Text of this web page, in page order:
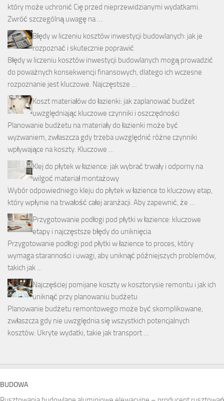
który może uchronić Cię przed nieprzewidzianymi wydatkami.
Zwróć szczególną uwagę na …
Błędy w liczeniu kosztów inwestycji budowlanych: jak je
rozpoznać i skutecznie poprawić
Błędy w liczeniu kosztów inwestycji budowlanych mogą prowadzić
do poważnych konsekwencji finansowych, dlatego ich wczesne
rozpoznanie jest kluczowe. Najczęstsze …
Koszt materiałów do łazienki: jak zaplanować budżet
uwzględniając kluczowe czynniki i oszczędności
Planowanie budżetu na materiały do łazienki może być
wyzwaniem, zwłaszcza gdy trzeba uwzględnić różne czynniki
wpływające na koszty. Kluczowe …
Klej do płytek w łazience: jak wybrać trwały i odporny na
wilgoć materiał montażowy
Wybór odpowiedniego kleju do płytek w łazience to kluczowy etap,
który wpłynie na trwałość całej aranżacji. Aby zapewnić, że …
Przygotowanie podłogi pod płytki w łazience: kluczowe
etapy i najczęstsze błędy do uniknięcia
Przygotowanie podłogi pod płytki w łazience to proces, który
wymaga staranności i uwagi, aby uniknąć późniejszych problemów,
takich jak …
Najczęściej pomijane koszty w kosztorysie remontu i jak ich
uniknąć przy planowaniu budżetu
Planowanie budżetu remontowego może być skomplikowane,
zwłaszcza gdy nie uwzględnia się wszystkich potencjalnych
kosztów. Ukryte wydatki, takie jak transport …
BUDOWA